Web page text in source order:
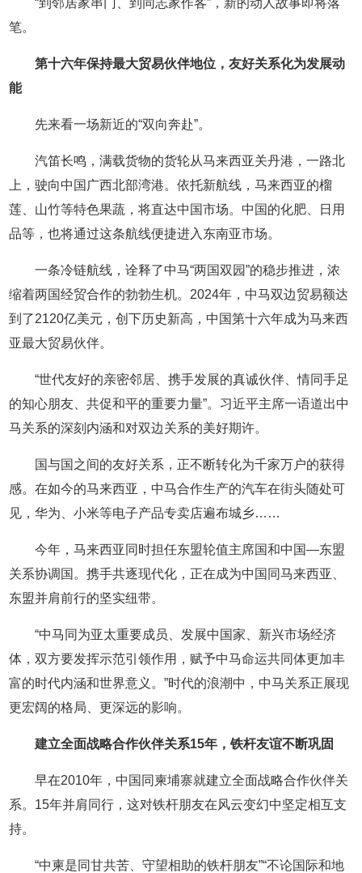
“到邻居家串门、到同志家作客”，新的动人故事即将落
笔。
第十六年保持最大贸易伙伴地位，友好关系化为发展动
能
先来看一场新近的“双向奔赴”。
汽笛长鸣，满载货物的货轮从马来西亚关丹港，一路北
上，驶向中国广西北部湾港。依托新航线，马来西亚的榴
莲、山竹等特色果蔬，将直达中国市场。中国的化肥、日用
品等，也将通过这条航线便捷进入东南亚市场。
一条冷链航线，诠释了中马“两国双园”的稳步推进，浓
缩着两国经贸合作的勃勃生机。2024年，中马双边贸易额达
到了2120亿美元，创下历史新高，中国第十六年成为马来西
亚最大贸易伙伴。
“世代友好的亲密邻居、携手发展的真诚伙伴、情同手足
的知心朋友、共促和平的重要力量”。习近平主席一语道出中
马关系的深刻内涵和对双边关系的美好期许。
国与国之间的友好关系，正不断转化为千家万户的获得
感。在如今的马来西亚，中马合作生产的汽车在街头随处可
见，华为、小米等电子产品专卖店遍布城乡……
今年，马来西亚同时担任东盟轮值主席国和中国—东盟
关系协调国。携手共逐现代化，正在成为中国同马来西亚、
东盟并肩前行的坚实纽带。
“中马同为亚太重要成员、发展中国家、新兴市场经济
体，双方要发挥示范引领作用，赋予中马命运共同体更加丰
富的时代内涵和世界意义。”时代的浪潮中，中马关系正展现
更宏阔的格局、更深远的影响。
建立全面战略合作伙伴关系15年，铁杆友谊不断巩固
早在2010年，中国同柬埔寨就建立全面战略合作伙伴关
系。15年并肩同行，这对铁杆朋友在风云变幻中坚定相互支
持。
“中柬是同甘共苦、守望相助的铁杆朋友”“不论国际和地